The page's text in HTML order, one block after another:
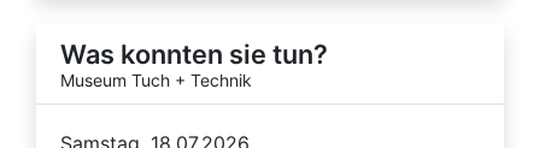
Was konnten sie tun?
Museum Tuch + Technik
Samstag, 18.07.2026